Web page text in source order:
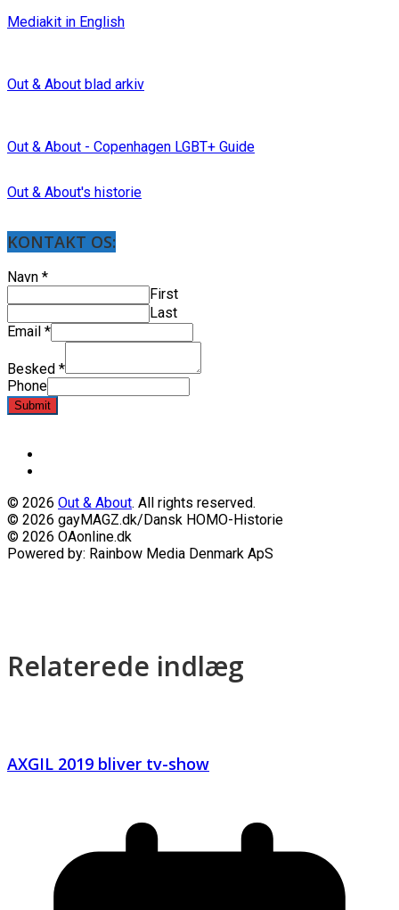
Mediakit in English
Out & About blad arkiv
Out & About - Copenhagen LGBT+ Guide
Out & About's historie
KONTAKT OS:
Navn *
First
Last
Email *
Besked *
Phone
Submit
© 2026 Out & About. All rights reserved.
© 2026 gayMAGZ.dk/Dansk HOMO-Historie
© 2026 OAonline.dk
Powered by: Rainbow Media Denmark ApS
Relaterede indlæg
AXGIL 2019 bliver tv-show